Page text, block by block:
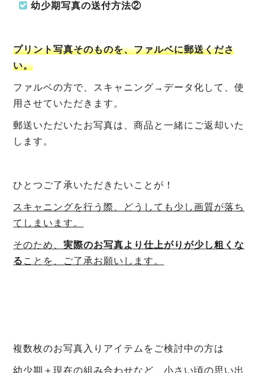
幼少期写真の送付方法②
プリント写真そのものを、ファルベに郵送くださ
い。
ファルベの方で、スキャニング→データ化して、使
用させていただきます。
郵送いただいたお写真は、商品と一緒にご返却いた
します。
ひとつご了承いただきたいことが！
スキャニングを行う際、どうしても少し画質が落ち
てしまいます。
そのため、実際のお写真より仕上がりが少し粗くな
る ことを、ご了承お願いします。
複数枚のお写真入りアイテムをご検討中の方は
幼少期＋現在の組み合わせなど、小さい頃の思い出